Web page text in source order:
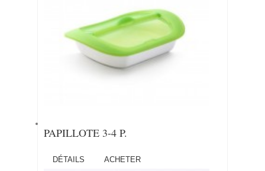
PAPILLOTE 3-4 P.
DÉTAILS ACHETER